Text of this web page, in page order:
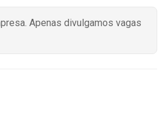
Apenas divulgamos vagas